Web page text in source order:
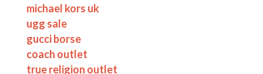
michael kors uk
ugg sale
gucci borse
coach outlet
true religion outlet